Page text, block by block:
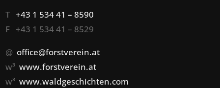
T+43 1 534 41 – 8590
F +43 1 534 41 – 8529
@ office@forstverein.at
w³www.forstverein.at
w³www.waldgeschichten.com